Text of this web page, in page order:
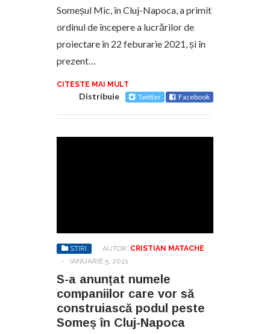
Someșul Mic, în Cluj-Napoca, a primit
ordinul de începere a lucrărilor de
proiectare în 22 feburarie 2021, și în
prezent…
CITESTE MAI MULT
Distribuie Twitter Facebook
STIRI AUTOR: CRISTIAN MATACHE
-
IANUARIE 5, 2021
S-a anunțat numele
companiilor care vor să
construiască podul peste
Someș în Cluj-Napoca